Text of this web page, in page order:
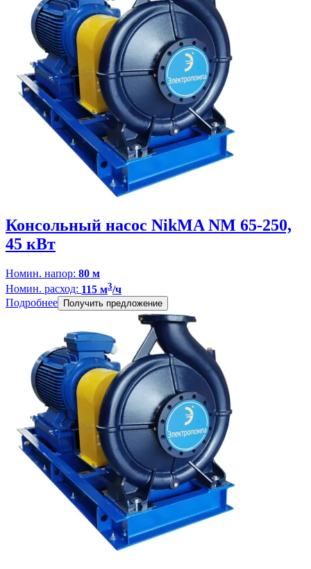
Консольный насос NikMA NM 65-250,
45 кВт
Номин. напор: 80 м
Номин. расход: 115 м3/ч
Подробнее Получить предложение